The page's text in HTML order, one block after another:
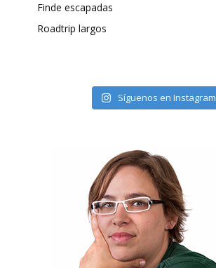
Finde escapadas
Roadtrip largos
Síguenos en Instagram